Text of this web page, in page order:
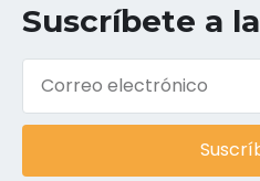
Suscríbete a